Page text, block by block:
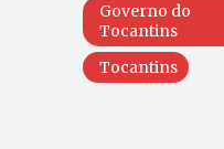
Governo do
Tocantins
Tocantins